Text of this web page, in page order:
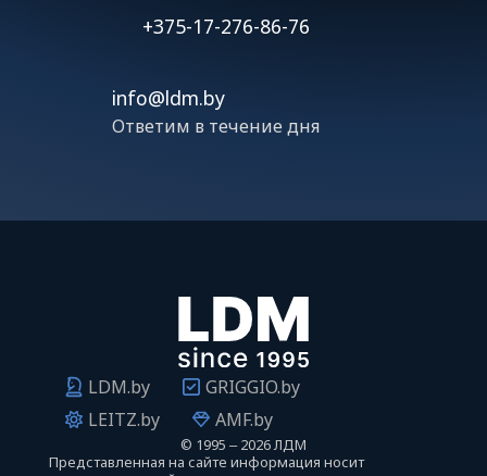
+375-17-276-86-76
info@ldm.by
Ответим в течение дня
LDM.by
GRIGGIO.by
LEITZ.by
AMF.by
© 1995 ‒ 2026 ЛДМ
Представленная на сайте информация носит